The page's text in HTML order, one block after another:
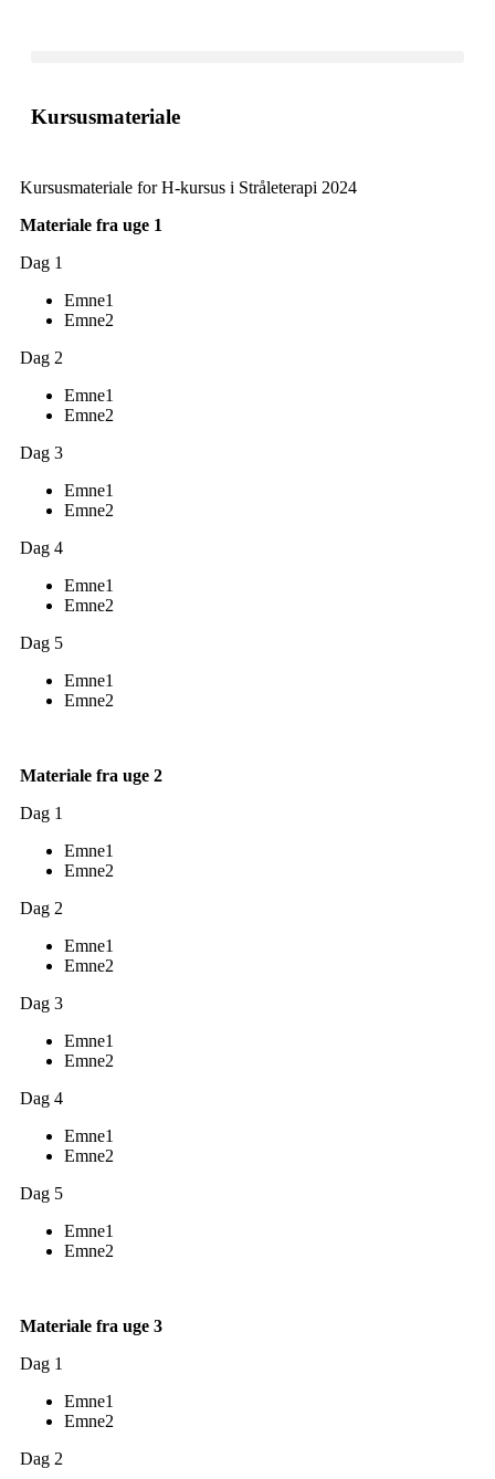
Kursusmateriale
Kursusmateriale for H-kursus i Stråleterapi 2024
Materiale fra uge 1
Dag 1
Emne1
Emne2
Dag 2
Emne1
Emne2
Dag 3
Emne1
Emne2
Dag 4
Emne1
Emne2
Dag 5
Emne1
Emne2
Materiale fra uge 2
Dag 1
Emne1
Emne2
Dag 2
Emne1
Emne2
Dag 3
Emne1
Emne2
Dag 4
Emne1
Emne2
Dag 5
Emne1
Emne2
Materiale fra uge 3
Dag 1
Emne1
Emne2
Dag 2